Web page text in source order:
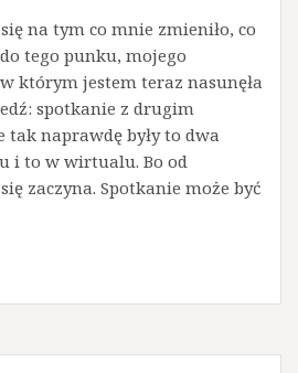
na tym co mnie zmieniło, co
tego punku, mojego
którym jestem teraz nasunęła
spotkanie z drugim
tak naprawdę były to dwa
i to w wirtualu. Bo od
zaczyna. Spotkanie może być